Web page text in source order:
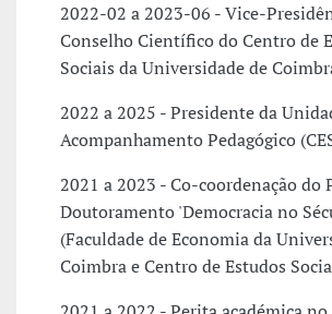
2022-02 a 2023-06 - Vice-
Conselho Científico do Centro de
Sociais da Universidade de
2022 a 2025 - Presidente da
Acompanhamento Pedagógico
2021 a 2023 - Co-coordenação do
Doutoramento 'Democracia no
(Faculdade de Economia da
Coimbra e Centro de Estudos